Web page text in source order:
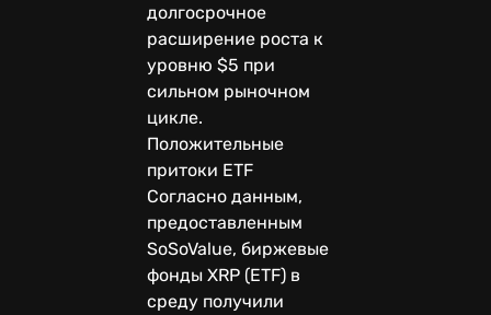
долгосрочное
расширение роста к
уровню $5 при
сильном рыночном
цикле.
Положительные
притоки ETF
Согласно данным,
предоставленным
SoSoValue, биржевые
фонды XRP (ETF) в
среду получили